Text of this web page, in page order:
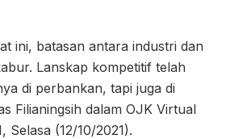
ini, batasan antara industri dan
Lanskap kompetitif telah
di perbankan, tapi juga di
Filianingsih dalam OJK Virtual
Selasa (12/10/2021).